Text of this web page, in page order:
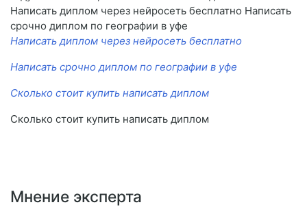
Написать диплом через нейросеть бесплатно Написать
срочно диплом по географии в уфе
Написать диплом через нейросеть бесплатно
Написать срочно диплом по географии в уфе
Сколько стоит купить написать диплом
Сколько стоит купить написать диплом
Мнение эксперта